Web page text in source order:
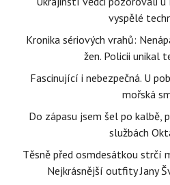
vyspělé
Kronika sériových vrahů:
žen. Policii unikal
Fascinující i nebezpečná. U
mořská
Do zápasu jsem šel po kalbě,
službách
Těsně před osmdesátkou strčí
Nejkrásnější outfity Jany